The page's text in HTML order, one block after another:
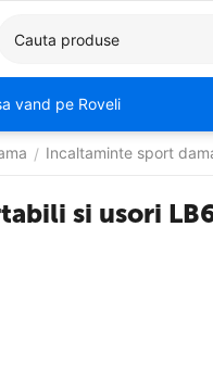
vand pe Roveli
/ Incaltaminte sport
si usori